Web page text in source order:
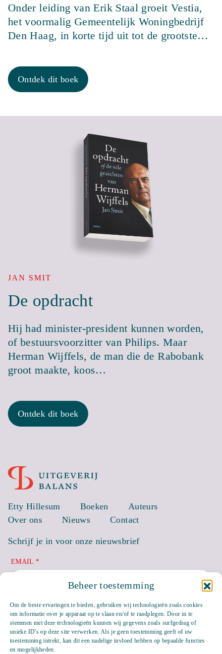
Beheer toestemming
Om de beste ervaringen te bieden, gebruiken wij technologieën zoals cookies
om informatie over je apparaat op te slaan en/of te raadplegen. Door in te
stemmen met deze technologieën kunnen wij gegevens zoals surfgedrag of
unieke ID's op deze site verwerken. Als je geen toestemming geeft of uw
toestemming intrekt, kan dit een nadelige invloed hebben op bepaalde functies
en mogelijkheden.
Onder leiding van Erik Staal groeit Vestia,
het voormalig Gemeentelijk Woningbedrijf
Den Haag, in korte tijd uit tot de grootste…
Ontdek dit boek
JAN SMIT
De opdracht
Hij had minister-president kunnen worden,
of bestuursvoorzitter van Philips. Maar
Herman Wijffels, de man die de Rabobank
groot maakte, koos…
Ontdek dit boek
Etty Hillesum Boeken
Auteurs
Over ons
Nieuws Contact
Schrijf je in voor onze nieuwsbrief
EMAIL *